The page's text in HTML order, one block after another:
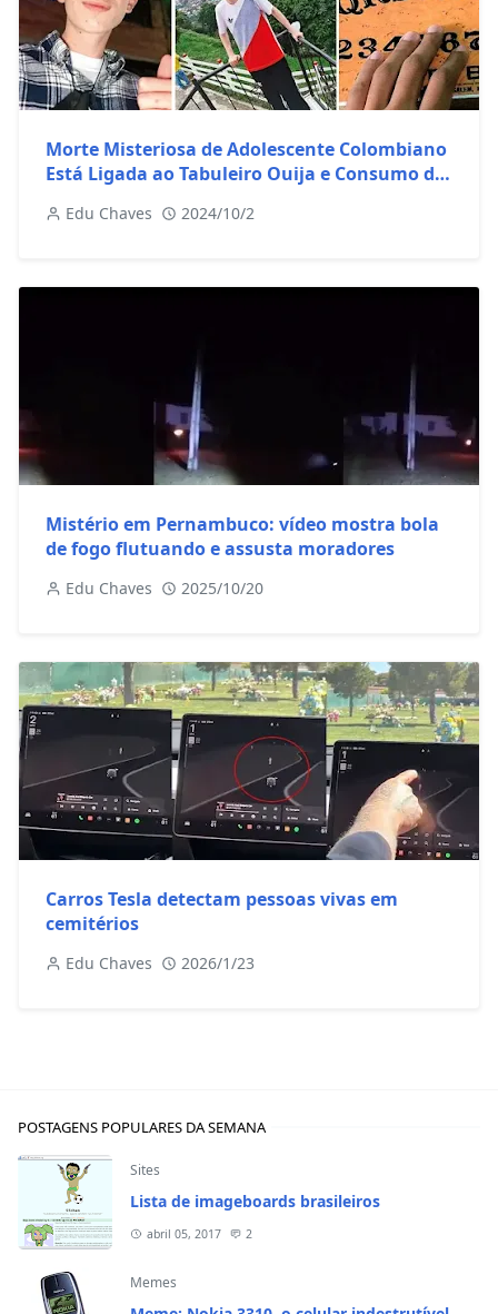
Morte Misteriosa de Adolescente Colombiano
Está Ligada ao Tabuleiro Ouija e Consumo de
Edu Chaves 2024/10/2
Mistério em Pernambuco: vídeo mostra bola
de fogo flutuando e assusta moradores
Edu Chaves 2025/10/20
Carros Tesla detectam pessoas vivas em
cemitérios
Edu Chaves 2026/1/23
POSTAGENS POPULARES DA SEMANA
Sites
Lista de imageboards brasileiros
abril 05, 2017 2
Memes